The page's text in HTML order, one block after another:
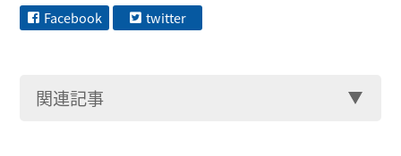
Facebook twitter
関連記事